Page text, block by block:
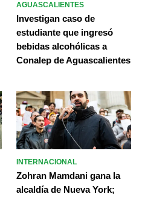
AGUASCALIENTES
Investigan caso de
estudiante que ingresó
bebidas alcohólicas a
Conalep de Aguascalientes
INTERNACIONAL
Zohran Mamdani gana la
alcaldía de Nueva York;